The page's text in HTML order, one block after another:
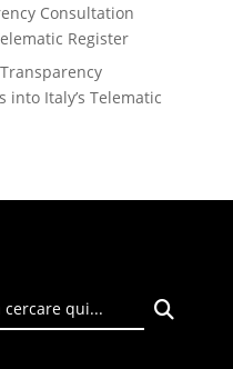
Consultation
Register
Transparency
Italy’s Telematic